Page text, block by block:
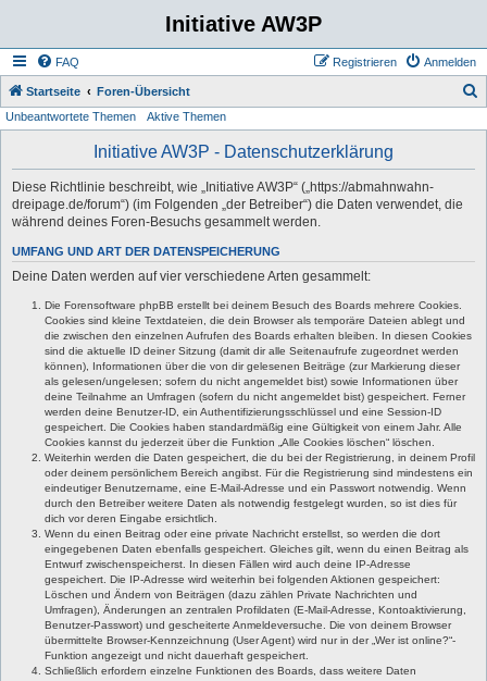
Initiative AW3P
FAQ Anmelden
Registrieren
Startseite Foren-Übersicht
Unbeantwortete Themen Aktive Themen
Initiative AW3P - Datenschutzerklärung
Diese Richtlinie beschreibt, wie „Initiative AW3P“ („https://abmahnwahn-
dreipage.de/forum“) (im Folgenden „der Betreiber“) die Daten verwendet, die
während deines Foren-Besuchs gesammelt werden.
UMFANG UND ART DER DATENSPEICHERUNG
Deine Daten werden auf vier verschiedene Arten gesammelt:
Die Forensoftware phpBB erstellt bei deinem Besuch des Boards mehrere Cookies.
Cookies sind kleine Textdateien, die dein Browser als temporäre Dateien ablegt und
die zwischen den einzelnen Aufrufen des Boards erhalten bleiben. In diesen Cookies
sind die aktuelle ID deiner Sitzung (damit dir alle Seitenaufrufe zugeordnet werden
können), Informationen über die von dir gelesenen Beiträge (zur Markierung dieser
als gelesen/ungelesen; sofern du nicht angemeldet bist) sowie Informationen über
deine Teilnahme an Umfragen (sofern du nicht angemeldet bist) gespeichert. Ferner
werden deine Benutzer-ID, ein Authentifizierungsschlüssel und eine Session-ID
gespeichert. Die Cookies haben standardmäßig eine Gültigkeit von einem Jahr. Alle
Cookies kannst du jederzeit über die Funktion „Alle Cookies löschen“ löschen.
Weiterhin werden die Daten gespeichert, die du bei der Registrierung, in deinem Profil
oder deinem persönlichem Bereich angibst. Für die Registrierung sind mindestens ein
eindeutiger Benutzername, eine E-Mail-Adresse und ein Passwort notwendig. Wenn
durch den Betreiber weitere Daten als notwendig festgelegt wurden, so ist dies für
dich vor deren Eingabe ersichtlich.
Wenn du einen Beitrag oder eine private Nachricht erstellst, so werden die dort
eingegebenen Daten ebenfalls gespeichert. Gleiches gilt, wenn du einen Beitrag als
Entwurf zwischenspeicherst. In diesen Fällen wird auch deine IP-Adresse
gespeichert. Die IP-Adresse wird weiterhin bei folgenden Aktionen gespeichert:
Löschen und Ändern von Beiträgen (dazu zählen Private Nachrichten und
Umfragen), Änderungen an zentralen Profildaten (E-Mail-Adresse, Kontoaktivierung,
Benutzer-Passwort) und gescheiterte Anmeldeversuche. Die von deinem Browser
übermittelte Browser-Kennzeichnung (User Agent) wird nur in der „Wer ist online?“-
Funktion angezeigt und nicht dauerhaft gespeichert.
Schließlich erfordern einzelne Funktionen des Boards, dass weitere Daten